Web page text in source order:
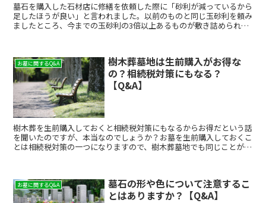
墓石を購入した石材店に修繕を依頼した際に「砂利が減っているから
足したほうが良い」と言われました。以前のものと同じ玉砂利を頼み
ましたところ、今までの玉砂利の3倍以上あるものが敷き詰められて
お墓に関するQ&A
樹木葬墓地は生前購入がお得な
の？相続税対策にもなる？
【Q&A】
樹木葬を生前購入しておくと相続税対策にもなるからお得だという話
を聞いたのですが、本当なのでしょうか？お墓を生前購入しておくこ
とは相続税対策の一つになりますので、樹木葬墓地でも同じことが言
お墓に関するQ&A
墓石の形や色について注意するこ
とはありますか？【Q&A】